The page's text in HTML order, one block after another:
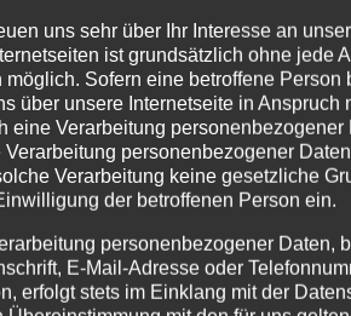
die Möglichkeit, eine von elf
so viele Stimmen wie möglich zu
Unterdiesem Link
wo ihr die Stimme abgeben
uns sehr über Ihr Interesse an
ist grundsätzlich ohne jede
möglich. Sofern eine betroffene
über unsere Internetseite in Anspruch
eine Verarbeitung
Verarbeitung personenbezogener
Verarbeitung keine gesetzliche
der betroffenen Person ein.
personenbezogener Daten,
E-Mail-Adresse oder
erfolgt stets im Einklang mit der